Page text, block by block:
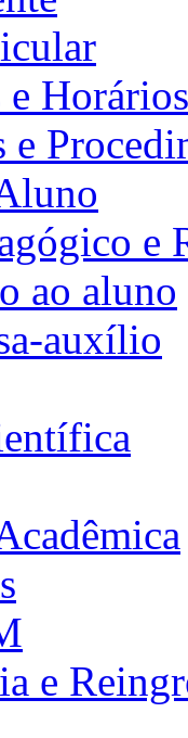
e Horários
e
ao aluno
auxílio
e